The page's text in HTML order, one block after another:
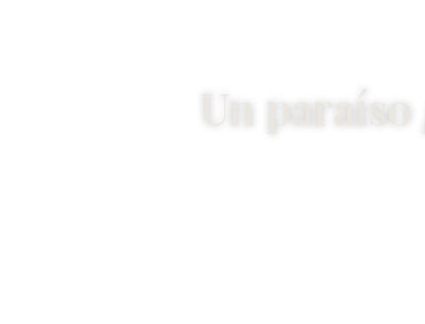
Un paraíso